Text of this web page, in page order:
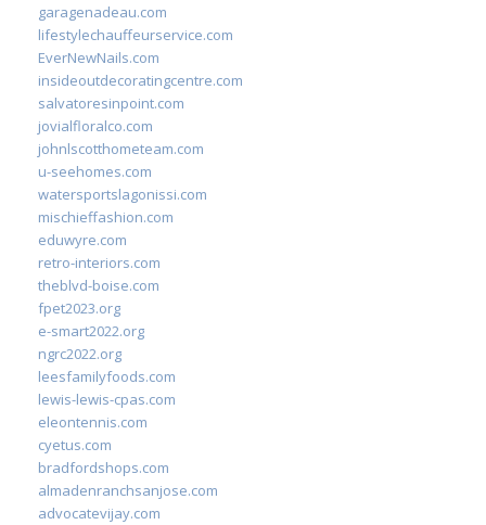
garagenadeau.com
lifestylechauffeurservice.com
EverNewNails.com
insideoutdecoratingcentre.com
salvatoresinpoint.com
jovialfloralco.com
johnlscotthometeam.com
u-seehomes.com
watersportslagonissi.com
mischieffashion.com
eduwyre.com
retro-interiors.com
theblvd-boise.com
fpet2023.org
e-smart2022.org
ngrc2022.org
leesfamilyfoods.com
lewis-lewis-cpas.com
eleontennis.com
cyetus.com
bradfordshops.com
almadenranchsanjose.com
advocatevijay.com